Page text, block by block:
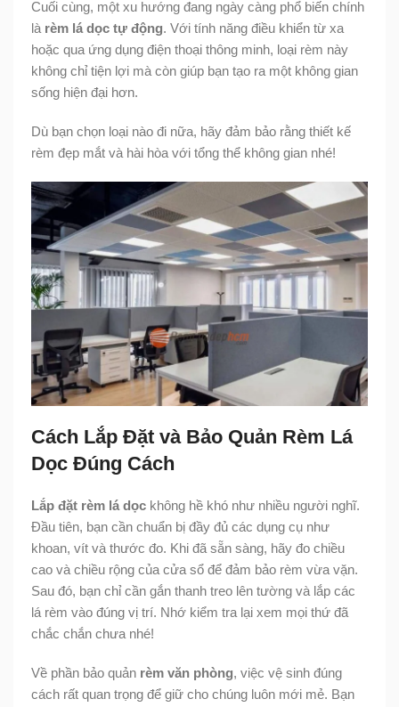
Cuối cùng, một xu hướng đang ngày càng phổ biến chính
là rèm lá dọc tự động. Với tính năng điều khiển từ xa
hoặc qua ứng dụng điện thoại thông minh, loại rèm này
không chỉ tiện lợi mà còn giúp bạn tạo ra một không gian
sống hiện đại hơn.
Dù bạn chọn loại nào đi nữa, hãy đảm bảo rằng thiết kế
rèm đẹp mắt và hài hòa với tổng thể không gian nhé!
Cách Lắp Đặt và Bảo Quản Rèm Lá
Dọc Đúng Cách
Lắp đặt rèm lá dọc không hề khó như nhiều người nghĩ.
Đầu tiên, bạn cần chuẩn bị đầy đủ các dụng cụ như
khoan, vít và thước đo. Khi đã sẵn sàng, hãy đo chiều
cao và chiều rộng của cửa sổ để đảm bảo rèm vừa vặn.
Sau đó, bạn chỉ cần gắn thanh treo lên tường và lắp các
lá rèm vào đúng vị trí. Nhớ kiểm tra lại xem mọi thứ đã
chắc chắn chưa nhé!
Về phần bảo quản rèm văn phòng, việc vệ sinh đúng
cách rất quan trọng để giữ cho chúng luôn mới mẻ. Bạn